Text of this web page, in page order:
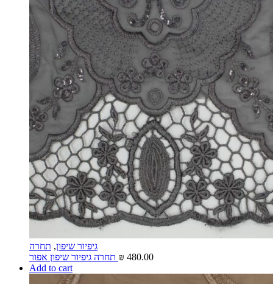
גיפיור שיפון, תחרה
₪ 480.00
Add to cart